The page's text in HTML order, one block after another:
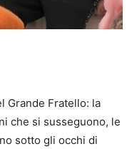
Grande Fratello: la
che si susseguono, le
sotto gli occhi di